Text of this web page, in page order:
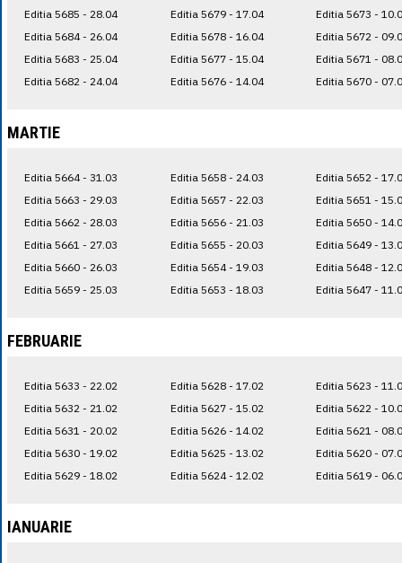
Editia 5685 - 28.04
Editia 5684 - 26.04
Editia 5683 - 25.04
Editia 5682 - 24.04
Editia 5679 - 17.04
Editia 5678 - 16.04
Editia 5677 - 15.04
Editia 5676 - 14.04
Editia 5673 -
Editia 5672 -
Editia 5671 -
Editia 5670 -
MARTIE
Editia 5664 - 31.03
Editia 5663 - 29.03
Editia 5662 - 28.03
Editia 5661 - 27.03
Editia 5660 - 26.03
Editia 5659 - 25.03
Editia 5658 - 24.03
Editia 5657 - 22.03
Editia 5656 - 21.03
Editia 5655 - 20.03
Editia 5654 - 19.03
Editia 5653 - 18.03
Editia 5652 -
Editia 5651 -
Editia 5650 -
Editia 5649 -
Editia 5648 -
Editia 5647 -
FEBRUARIE
Editia 5633 - 22.02
Editia 5632 - 21.02
Editia 5631 - 20.02
Editia 5630 - 19.02
Editia 5629 - 18.02
Editia 5628 - 17.02
Editia 5627 - 15.02
Editia 5626 - 14.02
Editia 5625 - 13.02
Editia 5624 - 12.02
Editia 5623 -
Editia 5622 -
Editia 5621 -
Editia 5620 -
Editia 5619 -
IANUARIE